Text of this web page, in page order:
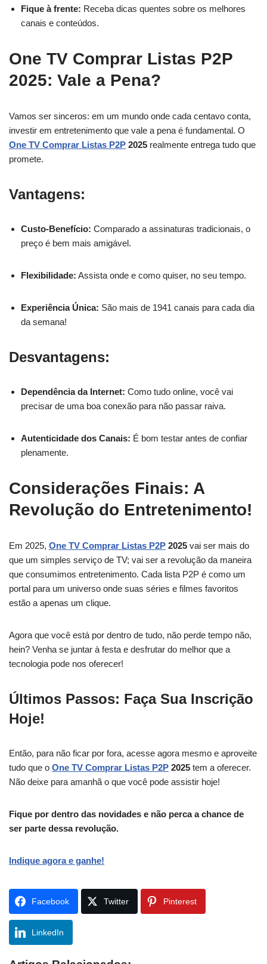
Fique à frente: Receba dicas quentes sobre os melhores
canais e conteúdos.
One TV Comprar Listas P2P
2025: Vale a Pena?
Vamos ser sinceros: em um mundo onde cada centavo conta,
investir em entretenimento que vale a pena é fundamental. O
One TV Comprar Listas P2P 2025 realmente entrega tudo que
promete.
Vantagens:
Custo-Benefício: Comparado a assinaturas tradicionais, o
preço é bem mais amigável.
Flexibilidade: Assista onde e como quiser, no seu tempo.
Experiência Única: São mais de 1941 canais para cada dia
da semana!
Desvantagens:
Dependência da Internet: Como tudo online, você vai
precisar de uma boa conexão para não passar raiva.
Autenticidade dos Canais: É bom testar antes de confiar
plenamente.
Considerações Finais: A
Revolução do Entretenimento!
Em 2025, One TV Comprar Listas P2P 2025 vai ser mais do
que um simples serviço de TV; vai ser a revolução da maneira
que consumimos entretenimento. Cada lista P2P é como um
portal para um universo onde suas séries e filmes favoritos
estão a apenas um clique.
Agora que você está por dentro de tudo, não perde tempo não,
hein? Venha se juntar à festa e desfrutar do melhor que a
tecnologia pode nos oferecer!
Últimos Passos: Faça Sua Inscrição
Hoje!
Então, para não ficar por fora, acesse agora mesmo e aproveite
tudo que o One TV Comprar Listas P2P 2025 tem a oferecer.
Não deixe para amanhã o que você pode assistir hoje!
Fique por dentro das novidades e não perca a chance de
ser parte dessa revolução.
Indique agora e ganhe!
Facebook Twitter Pinterest
LinkedIn